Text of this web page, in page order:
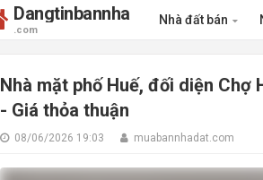
Dangtinbannha
.com
Nhà đất bán
Nhà mặt phố Huế, đối diện Chợ
- Giá thỏa thuận
08/06/2026 19:03 muabannhadat.com